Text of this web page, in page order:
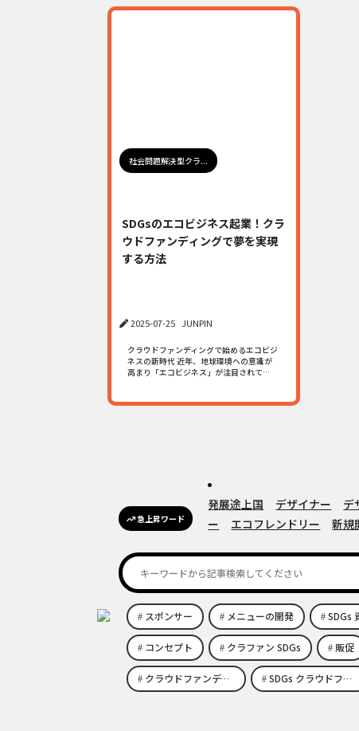
社会問題解決型クラ...
SDGsのエコビジネス起業！クラ
ウドファンディングで夢を実現
する方法
2025-07-25 JUNPIN
クラウドファンディングで始めるエコビジ
ネスの新時代 近年、地球環境への意識が
高まり「エコビジネス」が注目されて…
急上昇ワード
発展途上国 デザイナー デ
ー
エコフレンドリー 新規
スポンサー メニューの開発 SDGs
コンセプト クラファン SDGs 販促
クラウドファンディング eco SDGs クラウドファンディング